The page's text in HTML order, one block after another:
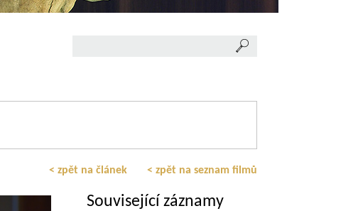
< zpět na článek < zpět na seznam filmů
Související záznamy